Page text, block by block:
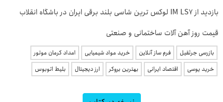
بازدید از IM LS7 لوکس ترین شاسی بلند برقی ایران در باشگاه انقلاب
قیمت روز آهن آلات ساختمانی و صنعتی
بازرسی جرثقیل فرم ساز آنلاین خرید مواد شیمیایی
امداد کرمان موتور
خرید یوسی
اقتصاد ایرانی بهترین بروکر ارز دیجیتال بلیط اتوبوس